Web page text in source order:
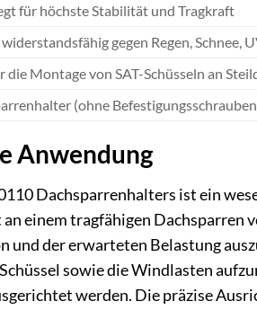
für höchste Stabilität und Tragkraft
gegen Regen, Schnee,
die Montage von SAT-Schüsseln an
(ohne
Anwendung
Dachsparrenhalters ist ein
einem tragfähigen Dachsparren
der erwarteten Belastung
sowie die Windlasten
werden. Die präzise